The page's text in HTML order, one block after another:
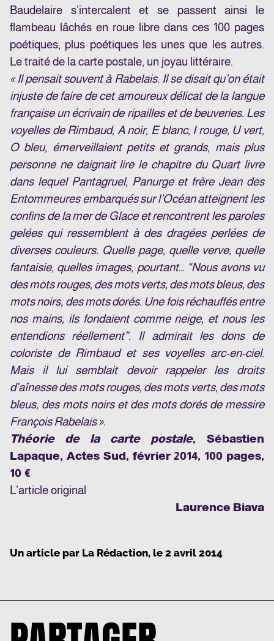
Baudelaire s’intercalent et se passent ainsi le
flambeau lâchés en roue libre dans ces 100 pages
poétiques, plus poétiques les unes que les autres.
Le traité de la carte postale, un joyau littéraire.
« Il pensait souvent à Rabelais. Il se disait qu’on était
injuste de faire de cet amoureux délicat de la langue
française un écrivain de ripailles et de beuveries. Les
voyelles de Rimbaud, A noir, E blanc, I rouge, U vert,
O bleu, émerveillaient petits et grands, mais plus
personne ne daignait lire le chapitre du Quart livre
dans lequel Pantagruel, Panurge et frère Jean des
Entommeures embarqués sur l’Océan atteignent les
confins de la mer de Glace et rencontrent les paroles
gelées qui ressemblent à des dragées perlées de
diverses couleurs. Quelle page, quelle verve, quelle
fantaisie, quelles images, pourtant… “Nous avons vu
des mots rouges, des mots verts, des mots bleus, des
mots noirs, des mots dorés. Une fois réchauffés entre
nos mains, ils fondaient comme neige, et nous les
entendions réellement”. Il admirait les dons de
coloriste de Rimbaud et ses voyelles arc-en-ciel.
Mais il lui semblait devoir rappeler les droits
d’aînesse des mots rouges, des mots verts, des mots
bleus, des mots noirs et des mots dorés de messire
François Rabelais ».
Théorie de la carte postale, Sébastien
Lapaque, Actes Sud, février 2014, 100 pages,
10 €
L’article original
Laurence Biava
Un article par La Rédaction, le 2 avril 2014